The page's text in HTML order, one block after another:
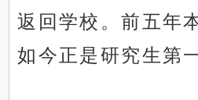
返回学校。前五年
如今正是研究生第